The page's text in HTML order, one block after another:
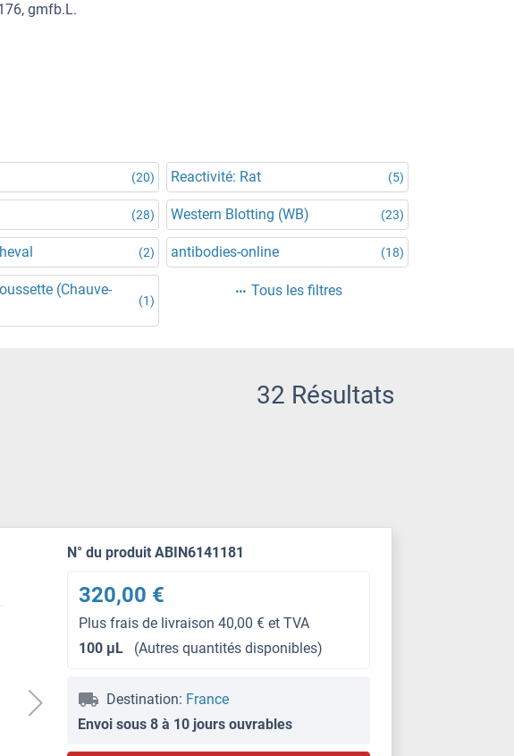
gmfb.L.
(20) Reactivité: Rat (5)
(28) Western Blotting (WB) (23)
(2) antibodies-online (18)
(Chauve-
(1)
Tous les filtres
32 Résultats
N° du produit ABIN6141181
320,00 €
Plus frais de livraison 40,00 € et TVA
100 μL
(Autres quantités disponibles)
Destination: France
Envoi sous 8 à 10 jours ouvrables